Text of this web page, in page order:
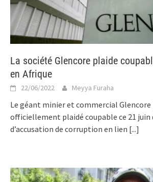
La société Glencore plaide
en Afrique
22/06/2022 Meyya Furaha
Le géant minier et commercial Glencore
officiellement plaidé coupable ce 21 juin
d’accusation de corruption en lien [...]